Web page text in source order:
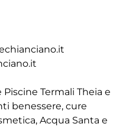
Termali Theia e
benessere, cure
Acqua Santa e